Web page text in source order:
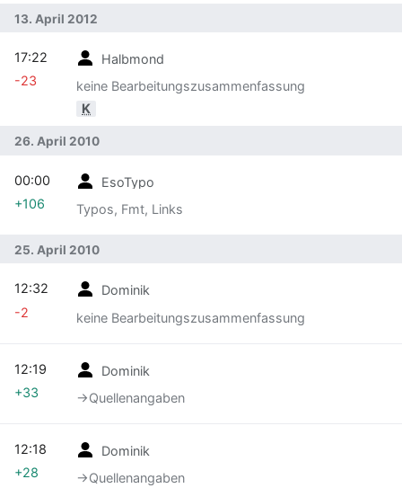
13. April 2012
Halbmond
keine Bearbeitungszusammenfassung
K
17:22
-23
26. April 2010
EsoTypo
Typos, Fmt, Links
00:00
+106
25. April 2010
Dominik
keine Bearbeitungszusammenfassung
12:32
-2
Dominik
→‎Quellenangaben
12:19
+33
Dominik
→‎Quellenangaben
12:18
+28